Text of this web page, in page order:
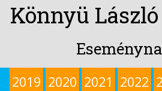
Könnyü
2019 2020 2021 2022